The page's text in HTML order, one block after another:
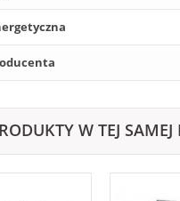
W TEJ SAMEJ